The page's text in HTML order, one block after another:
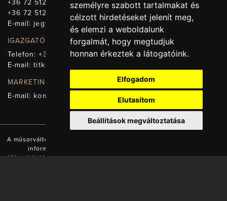
személyre szabott tartalmakat és
célzott hirdetéseket jelenít meg,
és elemzi a weboldalunk
forgalmát, hogy megtudjuk
honnan érkeztek a látogatóink.
Elfogadom
Elutasítom
Beállítások megváltoztatása
+36 72 512-669
+36 72 512-675
E-mail: jegy@pnsz.hu
IGAZGATÓSÁG, TITKÁRSÁG
Telefon:+36 72 512-671
E-mail:titkarsag@pnsz.hu
MARKETING, SAJTÓ, KOMMUNIKÁCIÓ
E-mail: kommunikacio@pnsz.hu
A műsorváltozás jogát fenntartjuk! A honlapon található valamennyi
információ a Pécsi Nemzeti Színház tulajdonát képezi.
Másodközlésük a tulajdonos engedélyével és forrás (www.pnsz.hu)